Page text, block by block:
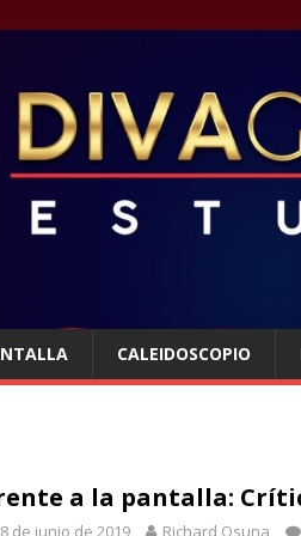
CALEIDOSCOPIO
a la pantalla:
8 de junio de 2019 Richard Osuna